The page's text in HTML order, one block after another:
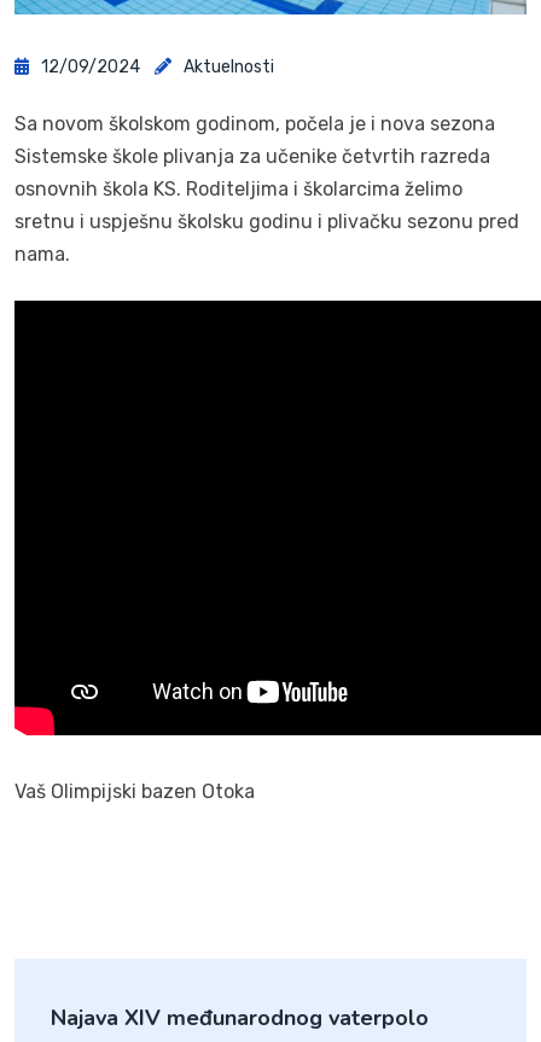
12/09/2024 Aktuelnosti
Sa novom školskom godinom, počela je i nova sezona
Sistemske škole plivanja za učenike četvrtih razreda
osnovnih škola KS. Roditeljima i školarcima želimo
sretnu i uspješnu školsku godinu i plivačku sezonu pred
nama.
Vaš Olimpijski bazen Otoka
Najava XIV međunarodnog vaterpolo